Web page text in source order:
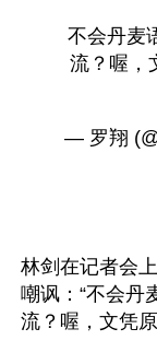
不会丹麦
流？喔，
— 罗翔
林剑在记者会
嘲讽：“不会丹
流？喔，文凭